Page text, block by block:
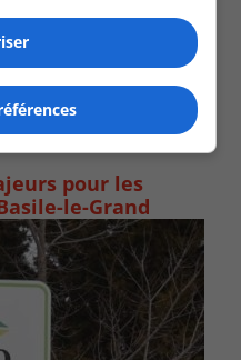
pour les
le-Grand